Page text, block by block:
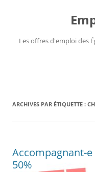
Les offres d'emploi des
ARCHIVES PAR ÉTIQUETTE :
Accompagnant-
50%